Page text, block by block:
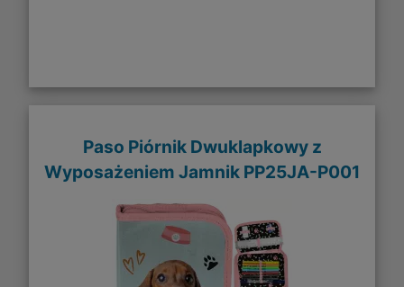
Paso Piórnik Dwuklapkowy z
Wyposażeniem Jamnik PP25JA-P001